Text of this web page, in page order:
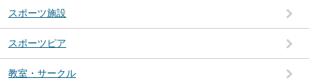
スポーツ施設
スポーツピア
教室・サークル